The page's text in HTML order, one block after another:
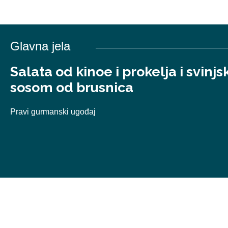
Glavna jela
Salata od kinoe i prokelja i
sosom od brusnica
Pravi gurmanski ugođaj